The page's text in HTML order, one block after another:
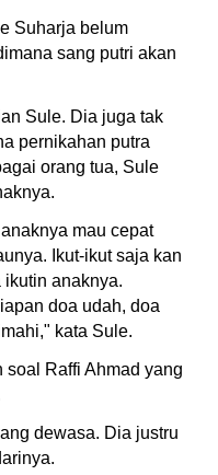
Suharja belum
sang putri akan
Sule. Dia juga tak
pernikahan putra
orang tua, Sule
mau cepat
Ikut-ikut saja kan
anaknya.
doa udah, doa
kata Sule.
soal Raffi Ahmad yang
dewasa. Dia justru